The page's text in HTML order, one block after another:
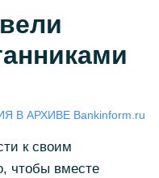
В АРХИВЕ Bankinform.ru
к своим
чтобы вместе